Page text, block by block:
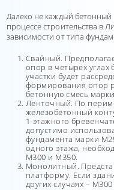
Далеко не каждый
процессе строительства в
зависимости от типа
Свайный.
опор в четырех углах
участки будет
формирования опор
бетонную смесь
Ленточный. По
железобетонный
1-этажного
допустимо
фундамента марки
одного этажа,
М300 и М350.
Монолитный.
платформу. Если
других случаях –